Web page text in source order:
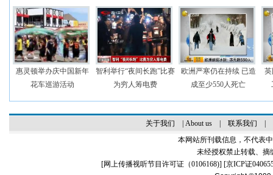
惠灵顿举办庆中国新年
花车巡游活动
智利举行“夜间长跑”比赛
为穷人筹电费
欧洲严寒仍在持续 已造
成至少550人死亡
英
关于我们 About us| 联系我们
本网站所刊载信息，不代表
未经授权禁止转载、摘
[网上传播视听节目许可证（0106168)] [京ICP证